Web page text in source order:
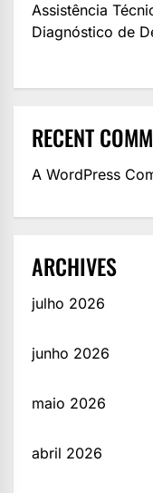
Assistência
Diagnóstico de
RECENT
A WordPress
ARCHIVES
julho 2026
junho 2026
maio 2026
abril 2026